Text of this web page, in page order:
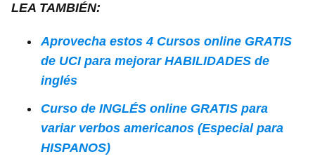
LEA TAMBIÉN:
Aprovecha estos 4 Cursos online GRATIS
de UCI para mejorar HABILIDADES de
inglés
Curso de INGLÉS online GRATIS para
variar verbos americanos (Especial para
HISPANOS)